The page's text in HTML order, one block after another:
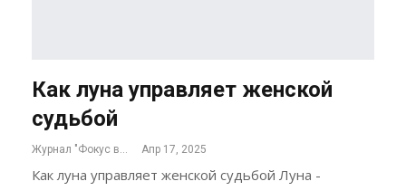
Как луна управляет женской
судьбой
Журнал "Фокус внимания" Апр 17, 2025
Как луна управляет женской судьбой Луна -